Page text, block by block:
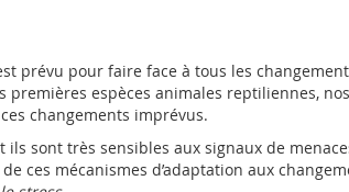
prévu pour faire face à tous les
espèces animales reptiliennes,
changements imprévus.
ils sont très sensibles aux signaux de
ces mécanismes d’adaptation aux